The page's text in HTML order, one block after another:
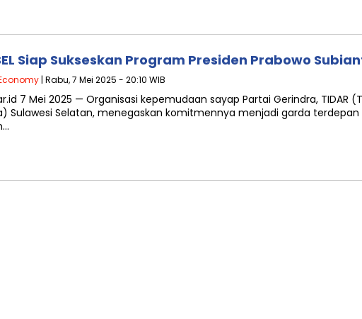
Siap Sukseskan Program Presiden Prabowo
| Rabu, 7 Mei 2025 - 20:10 WIB
7 Mei 2025 — Organisasi kepemudaan sayap Partai Gerindra, TIDAR
Sulawesi Selatan, menegaskan komitmennya menjadi garda